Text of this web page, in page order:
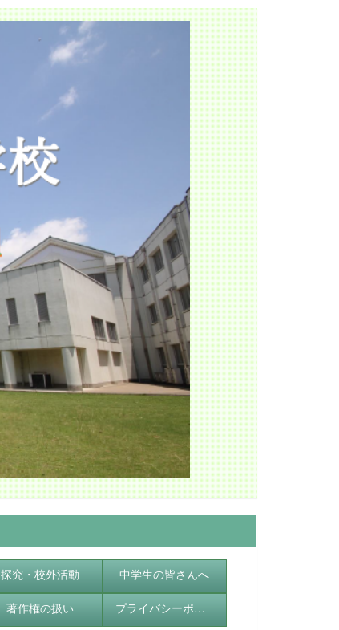
探究・校外活動 中学生の皆さんへ
著作権の扱い プライバシーポリシー（個人情報保護方針）